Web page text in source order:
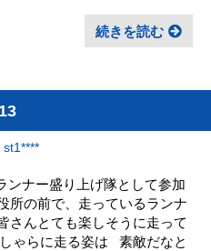
続きを読む
ンナー盛り上げ隊として参加
所の前で、走っているランナ
んとても楽しそうに走って
ゃらに走る姿は 素敵だなと